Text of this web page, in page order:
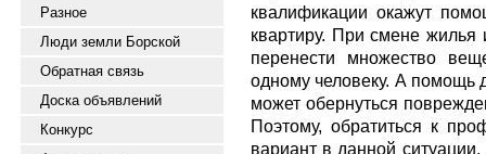
Разное
Люди земли Борской
Обратная связь
Доска объявлений
Конкурс
квалификации окажут
квартиру. При смене жилья
перенести множество
одному человеку. А помощь
может обернуться
Поэтому, обратиться к
вариант в данной